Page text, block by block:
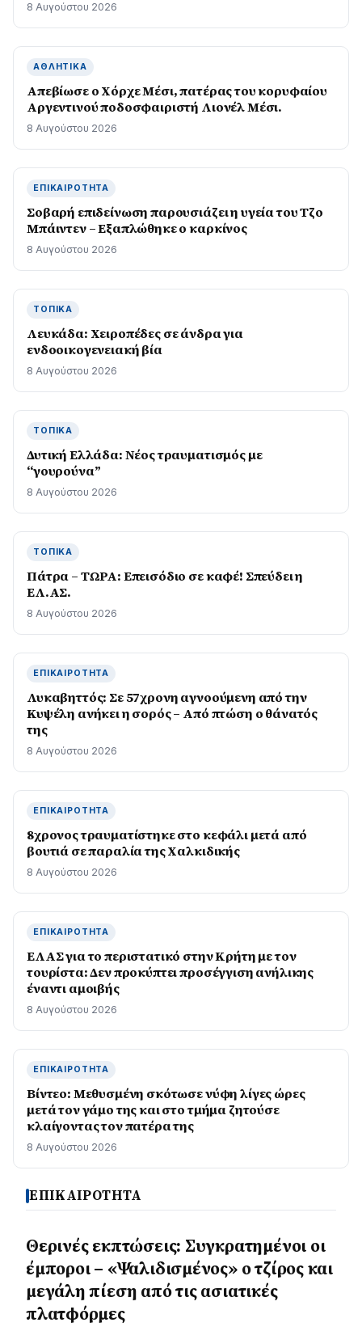
8 Αυγούστου 2026
ΑΘΛΗΤΙΚΆ
Απεβίωσε ο Χόρχε Μέσι, πατέρας του κορυφαίου
Αργεντινού ποδοσφαιριστή Λιονέλ Μέσι.
8 Αυγούστου 2026
ΕΠΙΚΑΙΡΌΤΗΤΑ
Σοβαρή επιδείνωση παρουσιάζει η υγεία του Τζο
Μπάιντεν – Εξαπλώθηκε ο καρκίνος
8 Αυγούστου 2026
ΤΟΠΙΚΆ
Λευκάδα: Χειροπέδες σε άνδρα για
ενδοοικογενειακή βία
8 Αυγούστου 2026
ΤΟΠΙΚΆ
Δυτική Ελλάδα: Νέος τραυματισμός με
“γουρούνα”
8 Αυγούστου 2026
ΤΟΠΙΚΆ
Πάτρα – ΤΩΡΑ: Επεισόδιο σε καφέ! Σπεύδει η
ΕΛ.ΑΣ.
8 Αυγούστου 2026
ΕΠΙΚΑΙΡΌΤΗΤΑ
Λυκαβηττός: Σε 57χρονη αγνοούμενη από την
Κυψέλη ανήκει η σορός – Από πτώση ο θάνατός
της
8 Αυγούστου 2026
ΕΠΙΚΑΙΡΌΤΗΤΑ
8χρονος τραυματίστηκε στο κεφάλι μετά από
βουτιά σε παραλία της Χαλκιδικής
8 Αυγούστου 2026
ΕΠΙΚΑΙΡΌΤΗΤΑ
ΕΛΑΣ για το περιστατικό στην Κρήτη με τον
τουρίστα: Δεν προκύπτει προσέγγιση ανήλικης
έναντι αμοιβής
8 Αυγούστου 2026
ΕΠΙΚΑΙΡΌΤΗΤΑ
Βίντεο: Μεθυσμένη σκότωσε νύφη λίγες ώρες
μετά τον γάμο της και στο τμήμα ζητούσε
κλαίγοντας τον πατέρα της
8 Αυγούστου 2026
ΕΠΙΚΑΙΡΟΤΗΤΑ
Θερινές εκπτώσεις: Συγκρατημένοι οι
έμποροι – «Ψαλιδισμένος» ο τζίρος και
μεγάλη πίεση από τις ασιατικές
πλατφόρμες